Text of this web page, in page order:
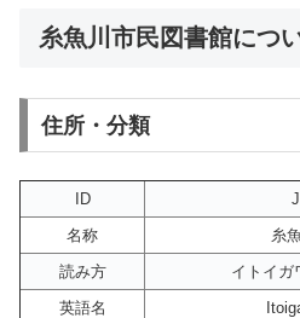
糸魚川市民図書館につ
住所・分類
ID
名称
糸
読み方
イトイガ
英語名